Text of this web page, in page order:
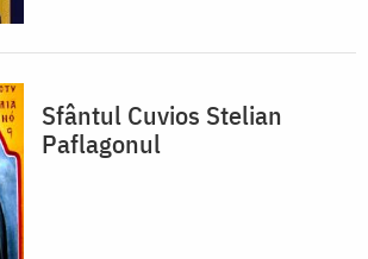
Sfântul Cuvios Stelian
Paflagonul